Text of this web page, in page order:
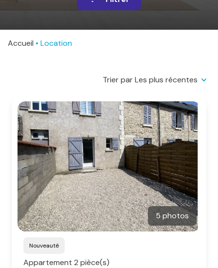
sommes-
Alerte
Accueil Location
Trier par Les plus récentes
5 photos
Nouveauté
Appartement 2 pièce(s)